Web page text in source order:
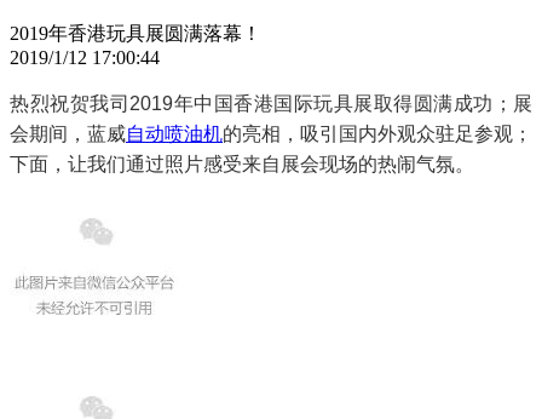
2019年香港玩具展圆满落幕！
2019/1/12 17:00:44
热烈祝贺我司2019年中国香港国际玩具展取得圆满成功；展
会期间，蓝威自动喷油机的亮相，吸引国内外观众驻足参观；
下面，让我们通过照片感受来自展会现场的热闹气氛。